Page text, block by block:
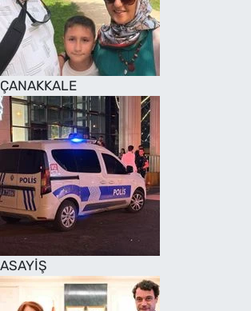
ÇANAKKALE
ASAYİŞ
SAĞLIK
TV REHBERİ